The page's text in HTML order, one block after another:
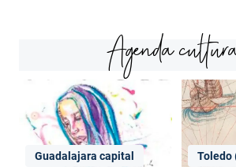
Agenda
Guadalajara capital Toledo